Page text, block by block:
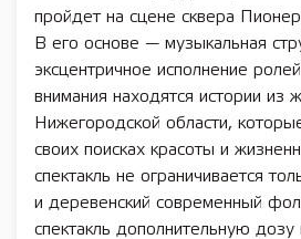
пройдет на сцене сквера
В его основе — музыкальная
эксцентричное исполнение
внимания находятся истории из
Нижегородской области,
своих поисках красоты и
спектакль не ограничивается
и деревенский современный
спектакль дополнительную